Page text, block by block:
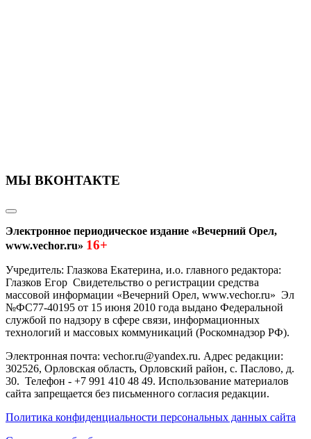
МЫ ВКОНТАКТЕ
Электронное периодическое издание «Вечерний Орел,
www.vechor.ru» 16+
Учредитель: Глазкова Екатерина, и.о. главного редактора:
Глазков Егор Свидетельство о регистрации средства
массовой информации «Вечерний Орел, www.vechor.ru» Эл
№ФС77-40195 от 15 июня 2010 года выдано Федеральной
службой по надзору в сфере связи, информационных
технологий и массовых коммуникаций (Роскомнадзор РФ).
Электронная почта: vechor.ru@yandex.ru. Адрес редакции:
302526, Орловская область, Орловский район, с. Паслово, д.
30. Телефон - +7 991 410 48 49. Использование материалов
сайта запрещается без письменного согласия редакции.
Политика конфиденциальности персональных данных сайта